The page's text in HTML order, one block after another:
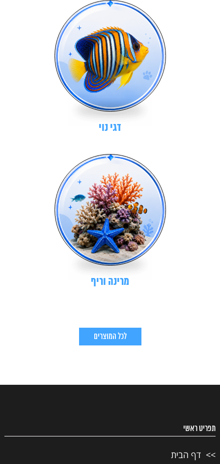
דגי נוי
מרינה וריף
לכל המוצרים
תפריט ראשי
דף הבית